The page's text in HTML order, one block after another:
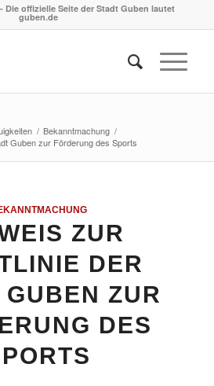
Die offizielle Seite der Stadt Guben lautet
guben.de
/ Bekanntmachung /
Guben zur Förderung des Sports
ZUR
DER
GUBEN ZUR
DES